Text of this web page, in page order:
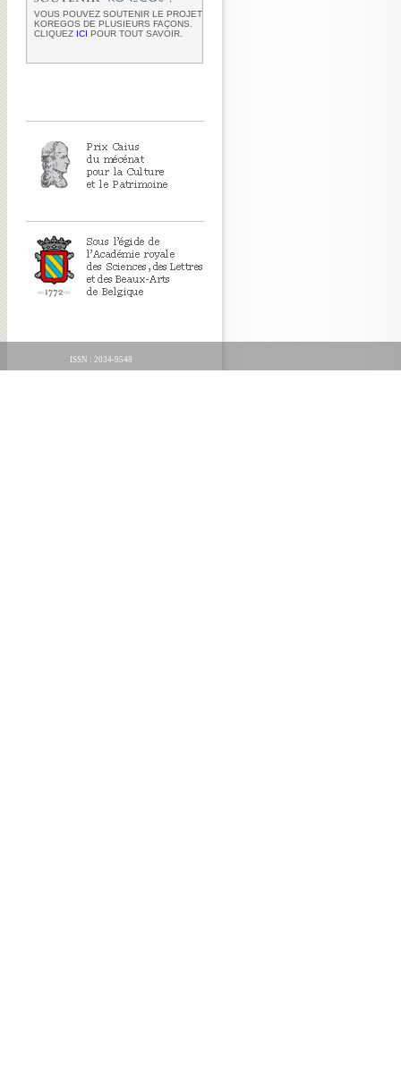
VOUS POUVEZ SOUTENIR LE PROJET
KOREGOS DE PLUSIEURS FAÇONS.
CLIQUEZ ICI POUR TOUT SAVOIR.
ISSN : 2034-9548